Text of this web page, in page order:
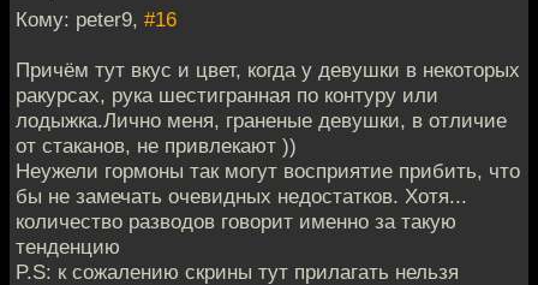
Кому: peter9, #16
Причём тут вкус и цвет, когда у девушки в некоторых
ракурсах, рука шестигранная по контуру или
лодыжка.Лично меня, граненые девушки, в отличие
от стаканов, не привлекают ))
Неужели гормоны так могут восприятие прибить, что
бы не замечать очевидных недостатков. Хотя...
количество разводов говорит именно за такую
тенденцию
P.S: к сожалению скрины тут прилагать нельзя